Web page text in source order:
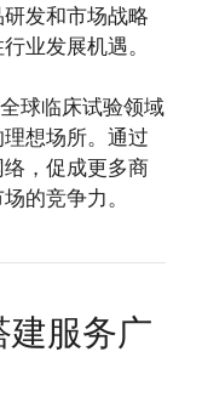
发和市场战略
业发展机遇。
球临床试验领域
想场所。通过
，促成更多商
的竞争力。
建服务广